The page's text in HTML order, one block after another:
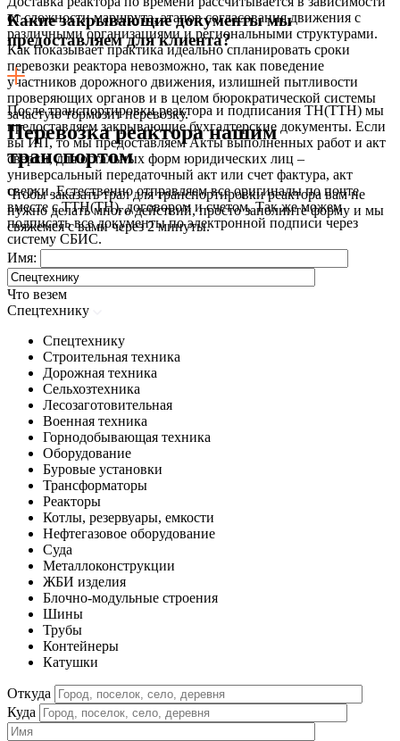
от сложности маршрута, этапов согласования движения с
различными организациями и региональными структурами.
Как показывает практика идеально спланировать сроки
перевозки реактора невозможно, так как поведение
участников дорожного движения, излишней пытливости
проверяющих органов и в целом бюрократической системы
зачастую тормозит перевозку.
Какие закрывающие документы мы
предоставляем для клиента?
После транспортировки реактора и подписания ТН(ТТН) мы
предоставляем закрывающие бухгалтерские документы. Если
вы ИП, то мы предоставляем Акты выполненных работ и акт
сверки, для остальных форм юридических лиц –
универсальный передаточный акт или счет фактура, акт
сверки. Естественно отправляем все оригиналы по почте
вместе с ТТН(ТН), договором и счетом. Так же можем
подписать все документы по электронной подписи через
систему СБИС.
Перевозка реактора нашим
транспортом
Чтобы заказать трал для транспортировки реактора вам не
нужно делать много действий, просто заполните форму и мы
свяжемся с вами через 2 минуты.
Имя:
Что везем
Спецтехнику
Спецтехнику
Строительная техника
Дорожная техника
Сельхозтехника
Лесозаготовительная
Военная техника
Горнодобывающая техника
Оборудование
Буровые установки
Трансформаторы
Реакторы
Котлы, резервуары, емкости
Нефтегазовое оборудование
Cуда
Металлоконструкции
ЖБИ изделия
Блочно-модульные строения
Шины
Трубы
Контейнеры
Катушки
Откуда
Куда